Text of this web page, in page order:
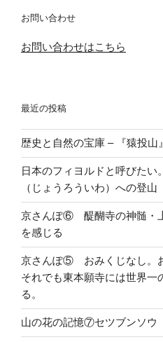
お問い合わせ
お問い合わせはこちら
最近の投稿
歴史と自然の宝庫 – 『猿投山
日本のフィヨルドと呼びたい
（じょうろういわ）への登山
京さんぽ⑥ 醍醐寺の神髄・
を感じる
京さんぽ⑤ おみくじなし。
それでも東本願寺には世界一
る。
山の花の記憶⑦セツブンソウ